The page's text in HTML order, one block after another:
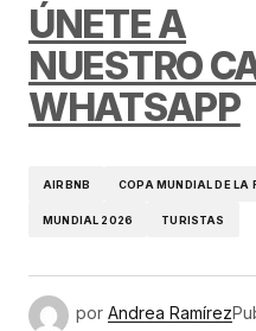
ÚNETE A
NUESTRO
WHATSAPP
AIRBNB COPA MUNDIAL DE LA
MUNDIAL 2026 TURISTAS
por Andrea Ramírez